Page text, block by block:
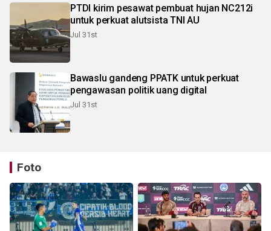
PTDI kirim pesawat pembuat hujan NC212i
untuk perkuat alutsista TNI AU
Jul 31st
Bawaslu gandeng PPATK untuk perkuat
pengawasan politik uang digital
Jul 31st
Foto